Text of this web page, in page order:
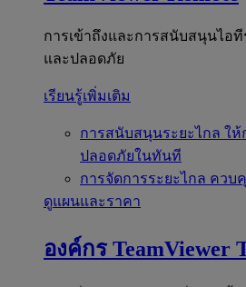
การเข้าถึงและการสนับสนุนไอที
และปลอดภัย
เรียนรู้เพิ่มเติม
การสนับสนุนระยะไกล ให้
ปลอดภัยในทันที
การจัดการระยะไกล ควบ
ดูแผนและราคา
องค์กร TeamViewer